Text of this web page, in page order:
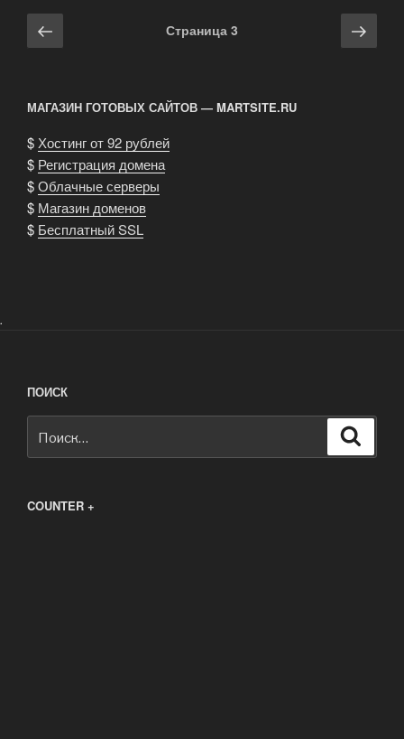
Навигация
по
Предыдущая
страница
Страница 3
МАГАЗИН ГОТОВЫХ САЙТОВ — MARTSITE.RU
$ Хостинг от 92 рублей
$ Регистрация домена
$Облачные серверы
$ Магазин доменов
$ Бесплатный SSL
.
ПОИСК
COUNTER +